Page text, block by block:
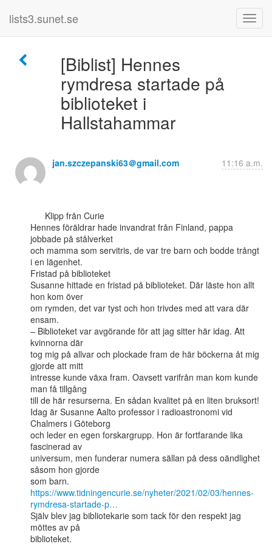
lists3.sunet.se
[Biblist] Hennes
rymdresa startade på
biblioteket i
Hallstahammar
jan.szczepanski63＠gmail.com 11:16 a.m.
Hennes föräldrar hade invandrat från Finland, pappa
jobbade på stålverket
och mamma som servitris, de var tre barn och bodde trångt
i en lägenhet.
Fristad på biblioteket
Susanne hittade en fristad på biblioteket. Där läste hon allt
hon kom över
om rymden, det var tyst och hon trivdes med att vara där
ensam.
– Biblioteket var avgörande för att jag sitter här idag. Att
kvinnorna där
tog mig på allvar och plockade fram de här böckerna åt mig
gjorde att mitt
intresse kunde växa fram. Oavsett varifrån man kom kunde
man få tillgång
till de här resurserna. En sådan kvalitet på en liten bruksort!
Idag är Susanne Aalto professor i radioastronomi vid
Chalmers i Göteborg
och leder en egen forskargrupp. Hon är fortfarande lika
fascinerad av
universum, men funderar numera sällan på dess oändlighet
såsom hon gjorde
https://www.tidningencurie.se/nyheter/2021/02/03/hennes-
rymdresa-startade-p…
Själv blev jag bibliotekarie som tack för den respekt jag
möttes av på
biblioteket.